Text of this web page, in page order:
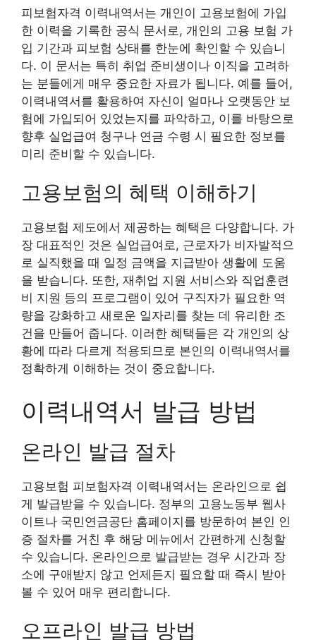
피보험자격 이력내역서는 개인이 고용보험에 가입
한 이력을 기록한 공식 문서로, 개인의 고용 보험 가
입 기간과 피보험 상태를 한눈에 확인할 수 있습니
다. 이 문서는 특히 취업 준비생이나 이직을 고려하
는 분들에게 매우 중요한 자료가 됩니다. 예를 들어,
이력내역서를 활용하여 자신이 얼마나 오랫동안 보
험에 가입되어 있었는지를 파악하고, 이를 바탕으로
향후 실업급여 청구나 연금 수령 시 필요한 정보를
미리 준비할 수 있습니다.
고용보험의 혜택 이해하기
고용보험 제도에서 제공하는 혜택은 다양합니다. 가
장 대표적인 것은 실업급여로, 근로자가 비자발적으
로 실직했을 때 일정 금액을 지급받아 생활에 도움
을 받습니다. 또한, 재취업 지원 서비스와 직업훈련
비 지원 등의 프로그램이 있어 구직자가 필요한 역
량을 강화하고 새로운 일자리를 찾는 데 유리한 조
건을 만들어 줍니다. 이러한 혜택들은 각 개인의 상
황에 따라 다르게 적용되므로 본인의 이력내역서를
정확하게 이해하는 것이 중요합니다.
이력내역서 발급 방법
온라인 발급 절차
고용보험 피보험자격 이력내역서는 온라인으로 쉽
게 발급받을 수 있습니다. 정부의 고용노동부 웹사
이트나 국민연금공단 홈페이지를 방문하여 본인 인
증 절차를 거친 후 해당 메뉴에서 간편하게 신청할
수 있습니다. 온라인으로 발급받는 경우 시간과 장
소에 구애받지 않고 언제든지 필요할 때 즉시 받아
볼 수 있어 매우 편리합니다.
오프라인 발급 방법